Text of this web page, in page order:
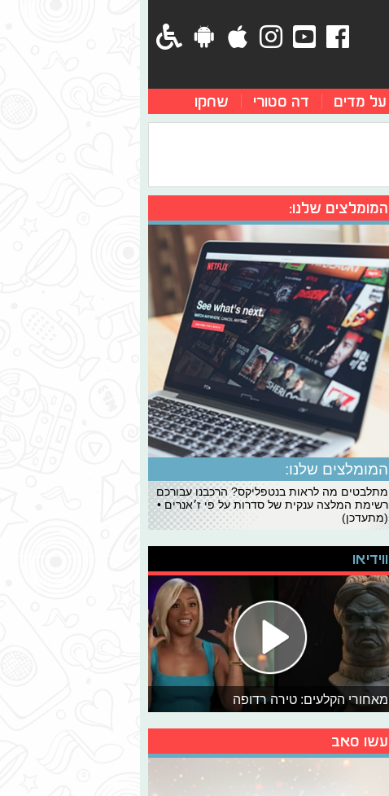
על מדים דה סטורי שחקו
המומלצים שלנו:
המומלצים שלנו:
מתלבטים מה לראות בנטפליקס? הרכבנו עבורכם
רשימת המלצה ענקית של סדרות על פי ז׳אנרים •
(מתעדכן)
ווידיאו
מאחורי הקלעים: טירה רדופה
עשו סאב